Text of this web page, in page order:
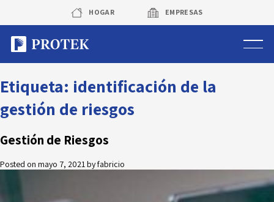
content
HOGAR EMPRESAS
Sistema de alarmas
Sistema de cámaras
Rastreo vehicular GPS
Etiqueta: identificación de la
gestión de riesgos
Gestión de Riesgos
Posted on mayo 7, 2021byfabricio